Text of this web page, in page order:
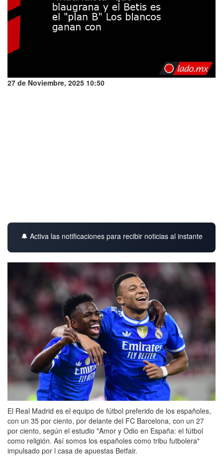
27 de Noviembre, 2025 10:50
🔔 Activa las notificaciones para recibir noticias al instante
El Real Madrid es el equipo de fútbol preferido de los españoles,
con un 35 por ciento, por delante del FC Barcelona, con un 27
por ciento, según el estudio "Amor y Odio en España: el fútbol
como religión. Así somos los españoles como tribu futbolera"
impulsado por l casa de apuestas Betfair.